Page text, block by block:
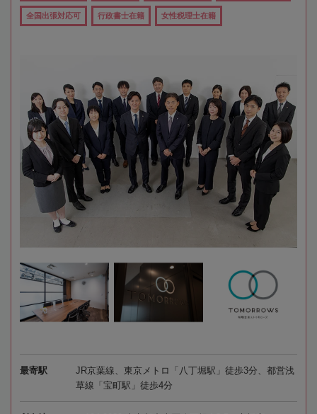
全国出張対応可 行政書士在籍 女性税理士在籍
最寄駅
JR京葉線、東京メトロ「八丁堀駅」徒歩3分、都営浅
草線「宝町駅」徒歩4分